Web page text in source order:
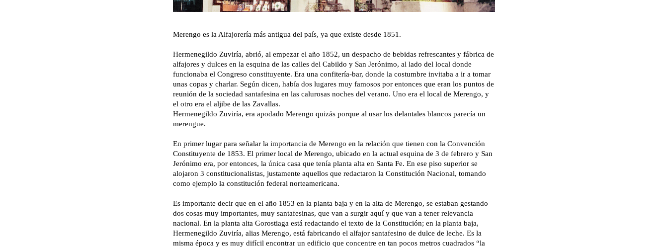
Merengo es la Alfajorería más antigua del país, ya que existe desde 1851.
Hermenegildo Zuviría, abrió, al empezar el año 1852, un despacho de bebidas refrescantes y fábrica de
alfajores y dulces en la esquina de las calles del Cabildo y San Jerónimo, al lado del local donde
funcionaba el Congreso constituyente. Era una confitería-bar, donde la costumbre invitaba a ir a tomar
unas copas y charlar. Según dicen, había dos lugares muy famosos por entonces que eran los puntos de
reunión de la sociedad santafesina en las calurosas noches del verano. Uno era el local de Merengo, y
el otro era el aljibe de las Zavallas.
Hermenegildo Zuviría, era apodado Merengo quizás porque al usar los delantales blancos parecía un
merengue.
En primer lugar para señalar la importancia de Merengo en la relación que tienen con la Convención
Constituyente de 1853. El primer local de Merengo, ubicado en la actual esquina de 3 de febrero y San
Jerónimo era, por entonces, la única casa que tenía planta alta en Santa Fe. En ese piso superior se
alojaron 3 constitucionalistas, justamente aquellos que redactaron la Constitución Nacional, tomando
como ejemplo la constitución federal norteamericana.
Es importante decir que en el año 1853 en la planta baja y en la alta de Merengo, se estaban gestando
dos cosas muy importantes, muy santafesinas, que van a surgir aquí y que van a tener relevancia
nacional. En la planta alta Gorostiaga está redactando el texto de la Constitución; en la planta baja,
Hermenegildo Zuviría, alias Merengo, está fabricando el alfajor santafesino de dulce de leche. Es la
misma época y es muy difícil encontrar un edificio que concentre en tan pocos metros cuadrados “la